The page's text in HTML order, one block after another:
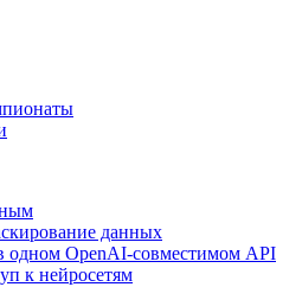
данных
одном OpenAI-совместимом API
к нейросетям